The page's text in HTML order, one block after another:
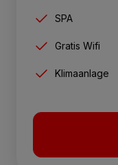
SPA
Gratis Wifi
Klimaanlage